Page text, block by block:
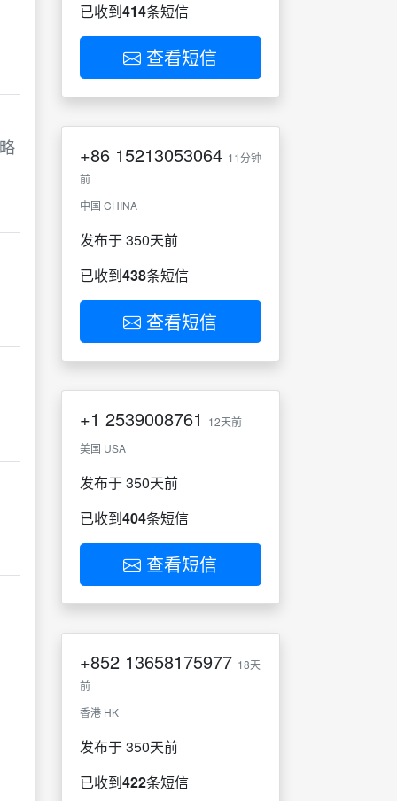
已收到414条短信
查看短信
+86 15213053064 11分钟
前
中国 CHINA
发布于 350天前
已收到438条短信
查看短信
+1 2539008761
12天前
美国 USA
发布于 350天前
已收到404条短信
查看短信
+852 13658175977 18天
前
香港 HK
发布于 350天前
已收到422条短信